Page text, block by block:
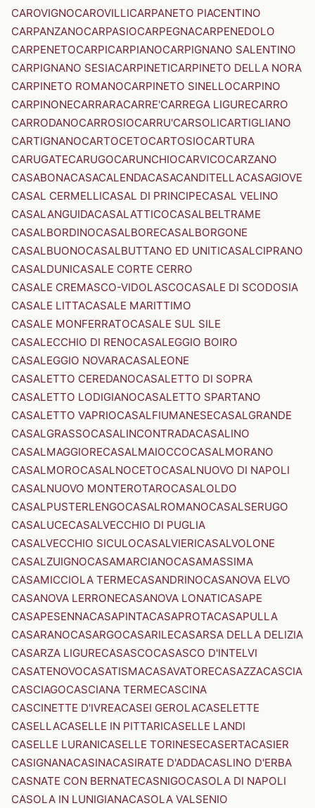
CAROVIGNOCAROVILLICARPANETO PIACENTINO
CARPANZANOCARPASIOCARPEGNACARPENEDOLO
CARPENETOCARPICARPIANOCARPIGNANO SALENTINO
CARPIGNANO SESIACARPINETICARPINETO DELLA NORA
CARPINETO ROMANOCARPINETO SINELLOCARPINO
CARPINONECARRARACARRE'CARREGA LIGURECARRO
CARRODANOCARROSIOCARRU'CARSOLICARTIGLIANO
CARTIGNANOCARTOCETOCARTOSIOCARTURA
CARUGATECARUGOCARUNCHIOCARVICOCARZANO
CASABONACASACALENDACASACANDITELLACASAGIOVE
CASAL CERMELLICASAL DI PRINCIPECASAL VELINO
CASALANGUIDACASALATTICOCASALBELTRAME
CASALBORDINOCASALBORECASALBORGONE
CASALBUONOCASALBUTTANO ED UNITICASALCIPRANO
CASALDUNICASALE CORTE CERRO
CASALE CREMASCO-VIDOLASCOCASALE DI SCODOSIA
CASALE LITTACASALE MARITTIMO
CASALE MONFERRATOCASALE SUL SILE
CASALECCHIO DI RENOCASALEGGIO BOIRO
CASALEGGIO NOVARACASALEONE
CASALETTO CEREDANOCASALETTO DI SOPRA
CASALETTO LODIGIANOCASALETTO SPARTANO
CASALETTO VAPRIOCASALFIUMANESECASALGRANDE
CASALGRASSOCASALINCONTRADACASALINO
CASALMAGGIORECASALMAIOCCOCASALMORANO
CASALMOROCASALNOCETOCASALNUOVO DI NAPOLI
CASALNUOVO MONTEROTAROCASALOLDO
CASALPUSTERLENGOCASALROMANOCASALSERUGO
CASALUCECASALVECCHIO DI PUGLIA
CASALVECCHIO SICULOCASALVIERICASALVOLONE
CASALZUIGNOCASAMARCIANOCASAMASSIMA
CASAMICCIOLA TERMECASANDRINOCASANOVA ELVO
CASANOVA LERRONECASANOVA LONATICASAPE
CASAPESENNACASAPINTACASAPROTACASAPULLA
CASARANOCASARGOCASARILECASARSA DELLA DELIZIA
CASARZA LIGURECASASCOCASASCO D'INTELVI
CASATENOVOCASATISMACASAVATORECASAZZACASCIA
CASCIAGOCASCIANA TERMECASCINA
CASCINETTE D'IVREACASEI GEROLACASELETTE
CASELLACASELLE IN PITTARICASELLE LANDI
CASELLE LURANICASELLE TORINESECASERTACASIER
CASIGNANACASINACASIRATE D'ADDACASLINO D'ERBA
CASNATE CON BERNATECASNIGOCASOLA DI NAPOLI
CASOLA IN LUNIGIANACASOLA VALSENIO